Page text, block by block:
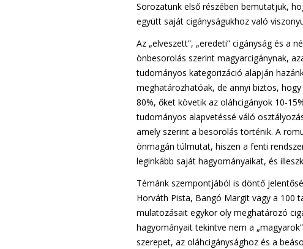
Sorozatunk első részében bemutatjuk,
együtt saját cigányságukhoz való
Az „elveszett”, „eredeti” cigányság és a
önbesorolás szerint magyarcigánynak,
tudományos kategorizáció alapján
meghatározhatóak, de annyi biztos,
80%, őket követik az oláhcigányok 10-
tudományos alapvetéssé váló
amely szerint a besorolás történik. A
önmagán túlmutat, hiszen a fenti
leginkább saját hagyományaikat, és
Témánk szempontjából is döntő
Horváth Pista, Bangó Margit vagy a 100
mulatozásait egykor oly meghatározó
hagyományait tekintve nem a
szerepet, az oláhcigánysághoz és a